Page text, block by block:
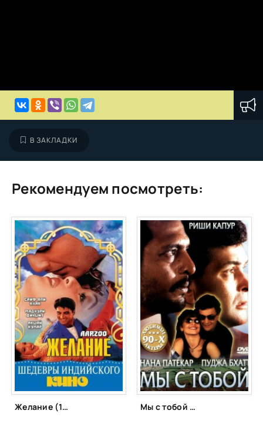
В ЗАКЛАДКИ
Рекомендуем посмотреть:
Желание (1999) Мы с тобой (1995)